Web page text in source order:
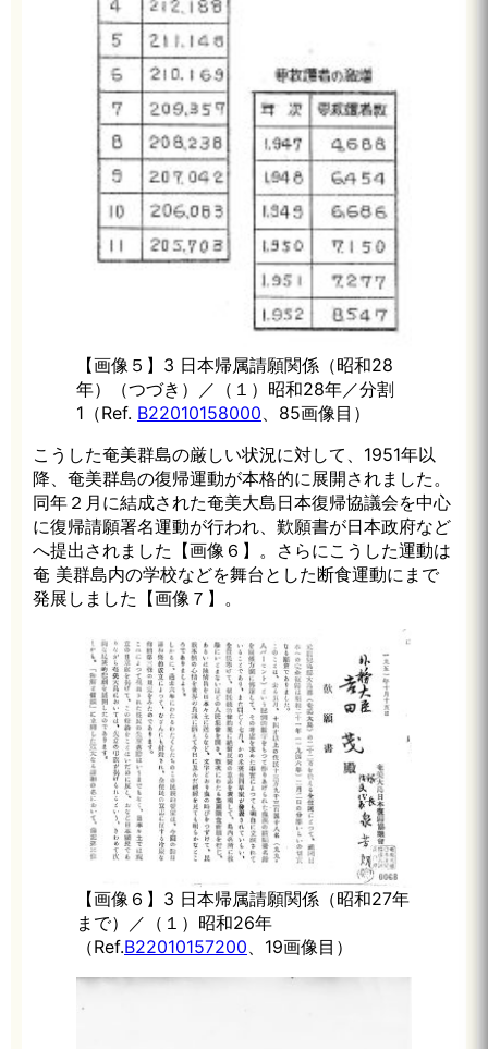
【画像５】3 日本帰属請願関係（昭和28
年）（つづき）／（１）昭和28年／分割
1（Ref. B22010158000 、85画像目）
こうした奄美群島の厳しい状況に対して、1951年以
降、奄美群島の復帰運動が本格的に展開されました。
同年２月に結成された奄美大島日本復帰協議会を中心
に復帰請願署名運動が行われ、歎願書が日本政府など
へ提出されました【画像６】。さらにこうした運動は
奄 美群島内の学校などを舞台とした断食運動にまで
発展しました【画像７】。
【画像６】3 日本帰属請願関係（昭和27年
まで）／（１）昭和26年
（Ref.B22010157200 、19画像目）